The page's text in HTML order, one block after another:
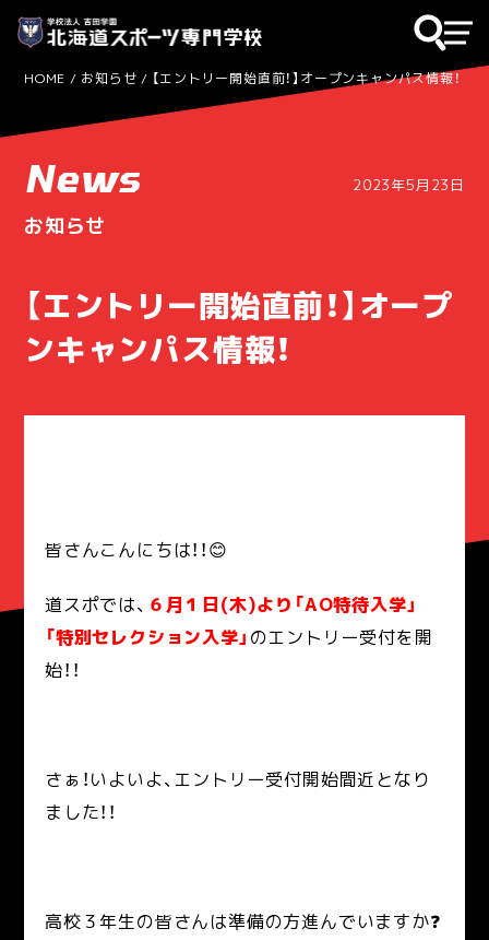
HOME お知らせ 【エントリー開始直前！】オープンキャンパス情報！
News
お知らせ
2023年5月23日
【エントリー開始直前！】オープ
ンキャンパス情報！
皆さんこんにちは！！😊
道スポでは、 ６月１日(木)より「AO特待入学」
「特別セレクション入学」 のエントリー受付を開
始！！
さぁ！いよいよ、エントリー受付開始間近となり
ました！！
高校３年生の皆さんは準備の方進んでいますか❓